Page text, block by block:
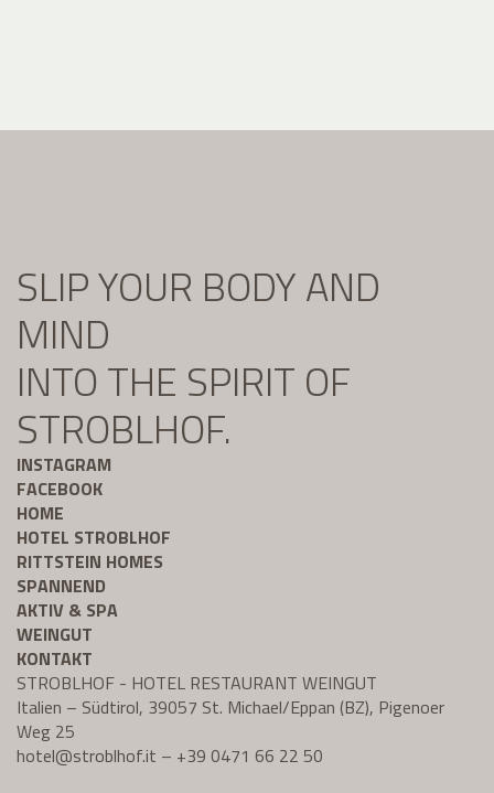
SLIP YOUR BODY AND
MIND
INTO THE SPIRIT OF
STROBLHOF.
INSTAGRAM
FACEBOOK
HOME
HOTEL STROBLHOF
RITTSTEIN HOMES
SPANNEND
AKTIV & SPA
WEINGUT
KONTAKT
STROBLHOF - HOTEL RESTAURANT WEINGUT
Italien – Südtirol, 39057 St. Michael/Eppan (BZ), Pigenoer
Weg 25
hotel@stroblhof.it – +39 0471 66 22 50